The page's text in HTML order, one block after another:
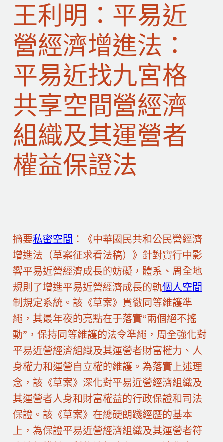
王利明：平易近
營經濟增進法：
平易近找九宮格
共享空間營經濟
組織及其運營者
權益保證法
摘要私密空間 ：《中華國民共和公民營經濟
增進法（草案征求看法稿）》針對實行中影
響平易近營經濟成長的妨礙，體系、周全地
規則了增進平易近營經濟成長的軌個人空間
制規定系統。該《草案》貫徹同等維護準
繩，其最年夜的亮點在于落實“兩個絕不搖
動”，保持同等維護的法令準繩，周全強化對
平易近營經濟組織及其運營者財富權力、人
身權力和運營自立權的維護。為落實上述理
念，該《草案》深化對平易近營經濟組織及
其運營者人身和財富權益的行政保證和司法
保證。該《草案》在總硬朗踐經歷的基本
上，為保證平易近營經濟組織及其運營者符